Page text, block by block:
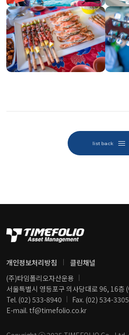
list back
개인정보처리방침
클린채널
(주)타임폴리오자산운용
서울특별시 영등포구 의사당대로 96, 16
Tel. (02) 533-8940
Fax. (02) 534-3305
E-mail. tf@timefolio.co.kr